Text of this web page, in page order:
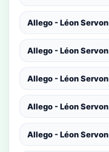
Allego - Léon Servon
Allego - Léon Servon
Allego - Léon Servon
Allego - Léon Servon
Allego - Léon Servon